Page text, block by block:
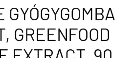
GREENFOOD